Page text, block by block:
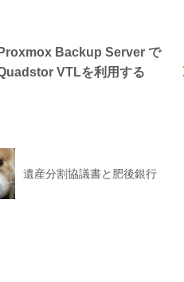
Proxmox Backup Server で
VTLを利用する
遺産分割協議書と肥後銀行